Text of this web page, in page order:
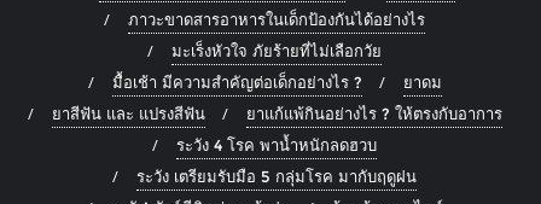
ภาวะขาดสารอาหารในเด็กป้องกันได้อย่างไร
มะเร็งหัวใจ ภัยร้ายที่ไม่เลือกวัย
มื้อเช้า มีความสำคัญต่อเด็กอย่างไร ?
ยาดม
ยาสีฟัน และ แปรงสีฟัน
ยาแก้แพ้กินอย่างไร ? ให้ตรงกับอาการ
ระวัง 4 โรค พาน้ำหนักลดฮวบ
ระวัง เตรียมรับมือ 5 กลุ่มโรค มากับฤดูฝน